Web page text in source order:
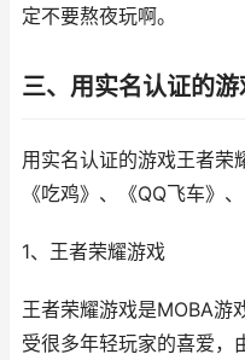
定不要熬夜玩啊。
三、用实名认证的游
用实名认证的游戏王者荣
《吃鸡》、《QQ飞车》
1、王者荣耀游戏
王者荣耀游戏是MOBA游
受很多年轻玩家的喜爱，